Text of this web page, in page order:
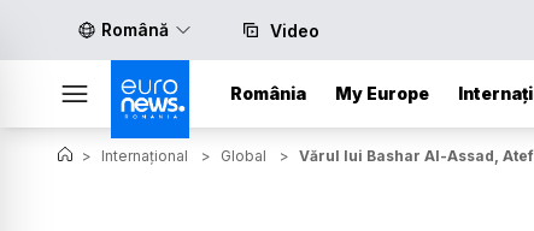
Română Video
România My Europe
> Internațional > Global > Vărul lui Bashar Al-Assad,